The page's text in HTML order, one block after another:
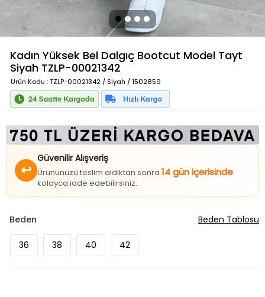
Kadın Yüksek Bel Dalgıç Bootcut Model Tayt
Siyah TZLP-00021342
Ürün Kodu : TZLP-00021342 / Siyah / 1502859
↩
Güvenilir Alışveriş
Ürününüzü teslim aldıktan sonra 14 gün içerisinde
kolayca iade edebilirsiniz.
Beden
36 38 40 42
Beden Tablosu